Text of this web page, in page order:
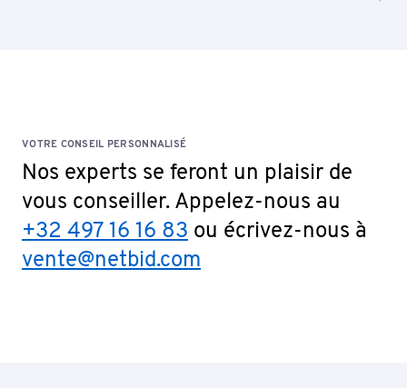
VOTRE CONSEIL PERSONNALISÉ
Nos experts se feront un plaisir de
vous conseiller. Appelez-nous au
+32 497 16 16 83 ou écrivez-nous à
vente@netbid.com